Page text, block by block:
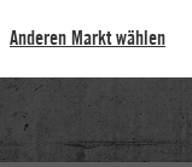
Anderen Markt wählen